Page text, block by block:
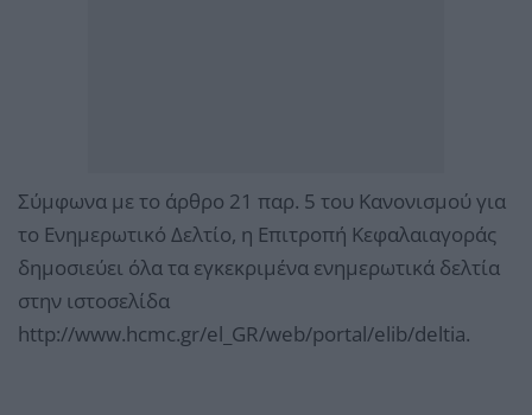
Σύμφωνα με το άρθρο 21 παρ. 5 του Κανονισμού για
το Ενημερωτικό Δελτίο, η Επιτροπή Κεφαλαιαγοράς
δημοσιεύει όλα τα εγκεκριμένα ενημερωτικά δελτία
στην ιστοσελίδα
http://www.hcmc.gr/el_GR/web/portal/elib/deltia.